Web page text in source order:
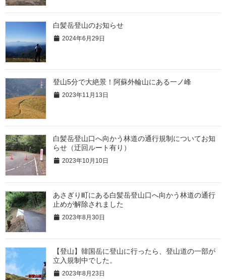
白髪岳登山のお知らせ
2024年6月29日
登山5分で大絶景！阿蘇外輪山にある一ノ峰
2023年11月13日
白髪岳登山口へ向かう林道の通行規制についてお知
らせ（迂回ルート有り）
2023年10月10日
あさぎり町にある白髪岳登山口へ向かう林道の通行
止めが解除されました
2023年8月30日
【登山】韓国岳に登山に行ったら、登山道の一部が
立入規制中でした。
2023年8月23日